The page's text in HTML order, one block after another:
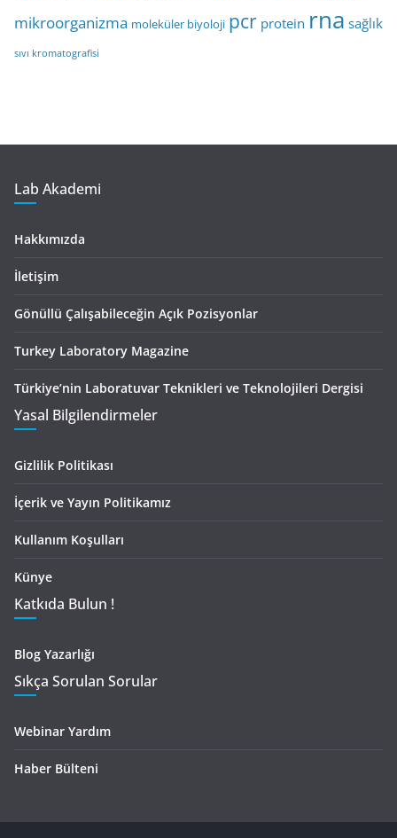
mikroorganizma moleküler biyoloji pcr protein rna sağlık
sıvı kromatografisi
Lab Akademi
Hakkımızda
İletişim
Gönüllü Çalışabileceğin Açık Pozisyonlar
Turkey Laboratory Magazine
Türkiye’nin Laboratuvar Teknikleri ve Teknolojileri Dergisi
Yasal Bilgilendirmeler
Gizlilik Politikası
İçerik ve Yayın Politikamız
Kullanım Koşulları
Künye
Katkıda Bulun !
Blog Yazarlığı
Sıkça Sorulan Sorular
Webinar Yardım
Haber Bülteni